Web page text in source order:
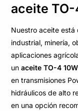
aceite TO-
Nuestro aceite está
industrial, minería,
aplicaciones
unaceite TO-4 10W
en transmisiones
hidráulicos de alto
en una opción